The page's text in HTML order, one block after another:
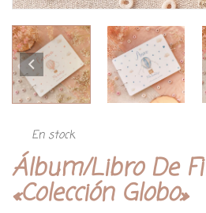
En stock
Álbum/libro De
«Colección Globo»